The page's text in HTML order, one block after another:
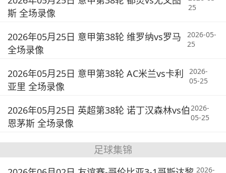
斯 全场录像
25
2026年05月25日 意甲第38轮 维罗纳vs罗马
全场录像
2026-05-
25
2026年05月25日 意甲第38轮 AC米兰vs卡利
亚里 全场录像
2026-
05-25
2026年05月25日 英超第38轮 诺丁汉森林vs伯
恩茅斯 全场录像
2026-
05-25
足球集锦
2026-